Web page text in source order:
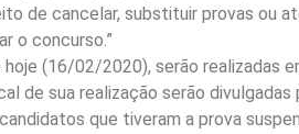
de cancelar, substituir provas ou
o concurso.”
hoje (16/02/2020), serão realizadas
de sua realização serão
que tiveram a prova